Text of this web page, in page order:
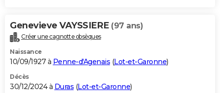
Genevieve VAYSSIERE (97 ans)
Créer une cagnotte obsèques
Naissance
10/09/1927 à Penne-d'Agenais (Lot-et-Garonne)
Décès
30/12/2024 à Duras (Lot-et-Garonne)